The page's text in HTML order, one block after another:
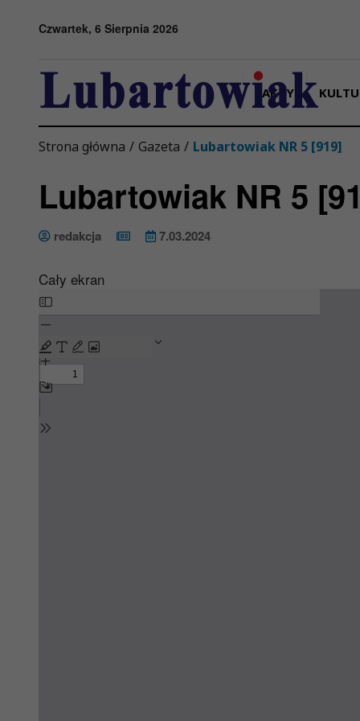
Czwartek, 6 Sierpnia 2026
FAKTY
Strona główna / Gazeta / Lubartowiak NR 5 [919]
Lubartowiak NR 5
redakcja 7.03.2024
Cały ekran
Skip
to
PDF
content